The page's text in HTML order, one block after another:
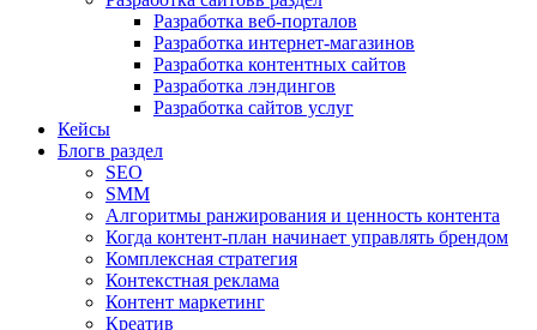
Разработка веб-порталов
Разработка интернет-магазинов
Разработка контентных сайтов
Разработка лэндингов
Разработка сайтов услуг
Кейсы
Блогв раздел
SEO
SMM
Алгоритмы ранжирования и ценность контента
Когда контент-план начинает управлять брендом
Комплексная стратегия
Контекстная реклама
Контент маркетинг
Креатив